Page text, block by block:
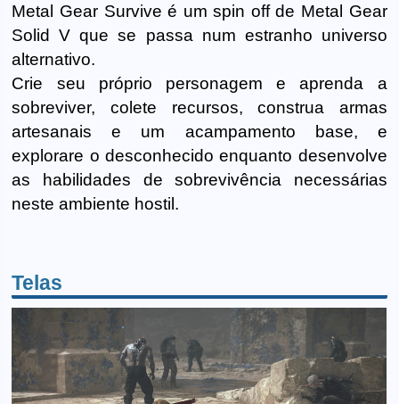
Metal Gear Survive é um spin off de Metal Gear
Solid V que se passa num estranho universo
alternativo.
Crie seu próprio personagem e aprenda a
sobreviver, colete recursos, construa armas
artesanais e um acampamento base, e
explorare o desconhecido enquanto desenvolve
as habilidades de sobrevivência necessárias
neste ambiente hostil.
Telas